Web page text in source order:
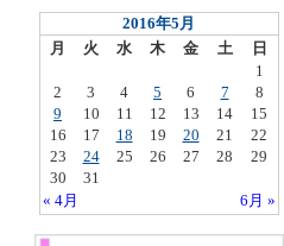
2016年5月
月
火 水 木 金 土 日
« 4月 6月 »
1
2
3 4 5 6 7
8
9
10 11 12 13 14
15
16
17 18 19 20 21
22
23
24 25 26 27 28
29
30
31